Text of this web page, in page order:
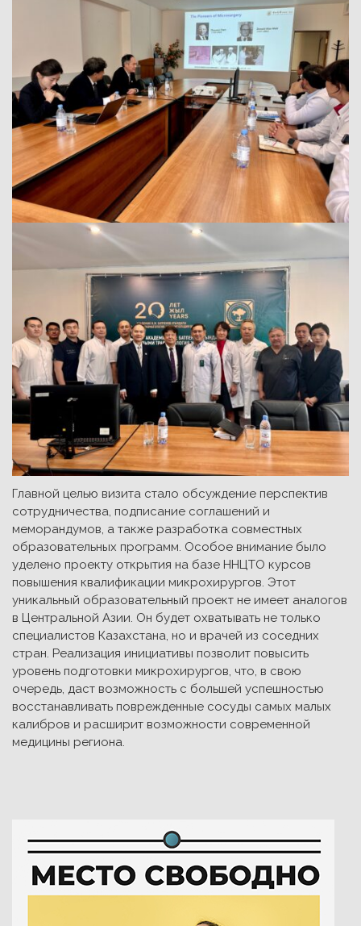
Главной целью визита стало обсуждение перспектив
сотрудничества, подписание соглашений и
меморандумов, а также разработка совместных
образовательных программ. Особое внимание было
уделено проекту открытия на базе ННЦТО курсов
повышения квалификации микрохирургов. Этот
уникальный образовательный проект не имеет аналогов
в Центральной Азии. Он будет охватывать не только
специалистов Казахстана, но и врачей из соседних
стран. Реализация инициативы позволит повысить
уровень подготовки микрохирургов, что, в свою
очередь, даст возможность с большей успешностью
восстанавливать поврежденные сосуды самых малых
калибров и расширит возможности современной
медицины региона.